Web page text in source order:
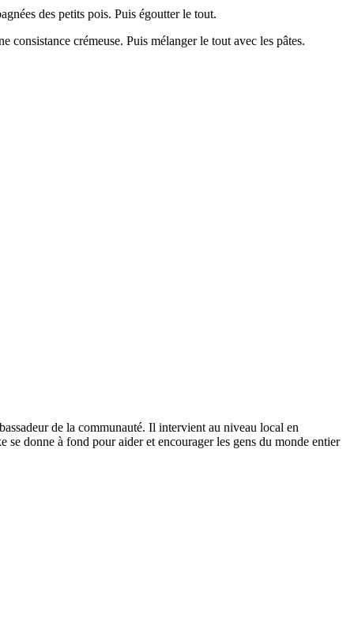
des petits pois. Puis égoutter le tout.
consistance crémeuse. Puis mélanger le tout avec les pâtes.
de la communauté. Il intervient au niveau local en
se donne à fond pour aider et encourager les gens du monde entier